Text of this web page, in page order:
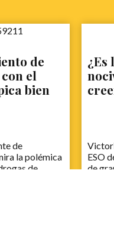
de
el
bien
de
la polémica
de
ESO
de